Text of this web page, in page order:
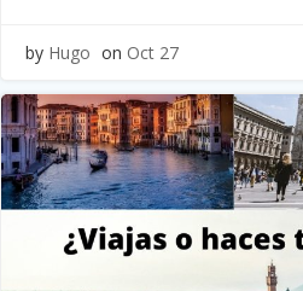
by Hugo on Oct 27